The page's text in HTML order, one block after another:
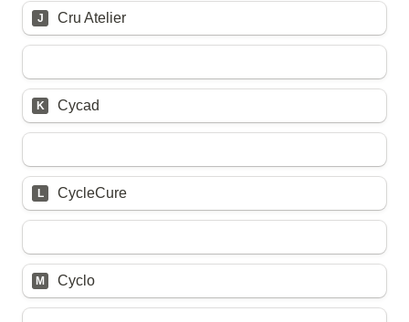
J Cru Atelier
K Cycad
L CycleCure
M Cyclo